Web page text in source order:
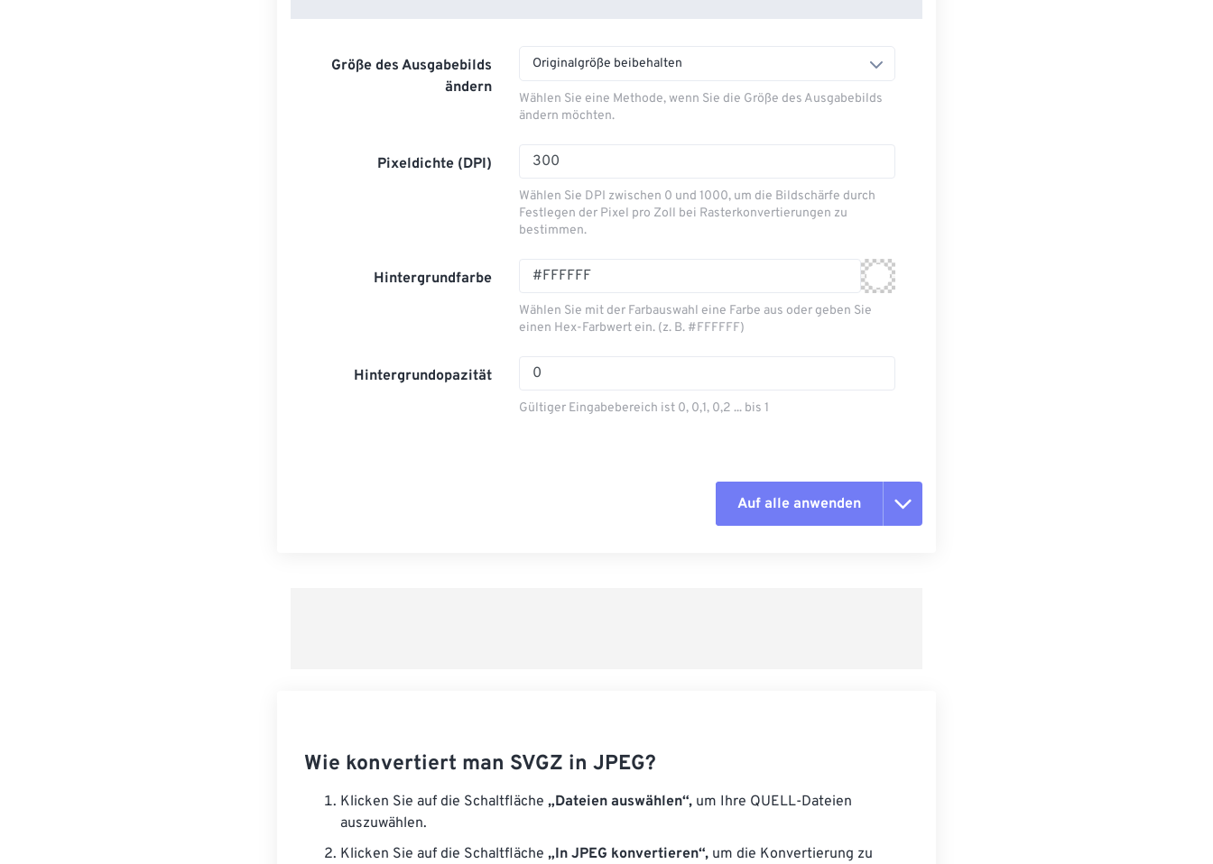
Größe des Ausgabebilds
ändern
Originalgröße beibehalten
Wählen Sie eine Methode, wenn Sie die Größe des Ausgabebilds
ändern möchten.
Pixeldichte (DPI)
Wählen Sie DPI zwischen 0 und 1000, um die Bildschärfe durch
Festlegen der Pixel pro Zoll bei Rasterkonvertierungen zu
bestimmen.
Hintergrundfarbe
Wählen Sie mit der Farbauswahl eine Farbe aus oder geben Sie
einen Hex-Farbwert ein. (z. B. #FFFFFF)
Hintergrundopazität
Gültiger Eingabebereich ist 0, 0,1, 0,2 ... bis 1
Auf alle anwenden
Wie konvertiert man SVGZ in JPEG?
Klicken Sie auf die Schaltfläche „Dateien auswählen“, um Ihre QUELL-Dateien
auszuwählen.
Klicken Sie auf die Schaltfläche „In JPEG konvertieren“, um die Konvertierung zu